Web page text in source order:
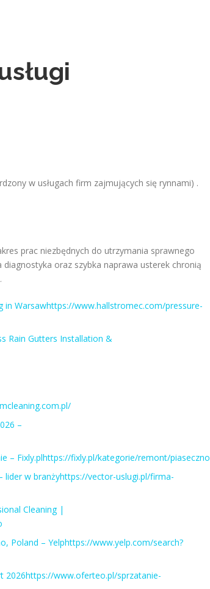
w usługach firm zajmujących się rynnami) .
prac niezbędnych do utrzymania sprawnego
oraz szybka naprawa usterek chronią
Warsawhttps://www.hallstromec.com/pressure-
Rain Gutters Installation &
–
– Fixly.plhttps://fixly.pl/kategorie/remont/piaseczno
lider w branżyhttps://vector-uslugi.pl/firma-
Cleaning |
Poland – Yelphttps://www.yelp.com/search?
2026https://www.oferteo.pl/sprzatanie-